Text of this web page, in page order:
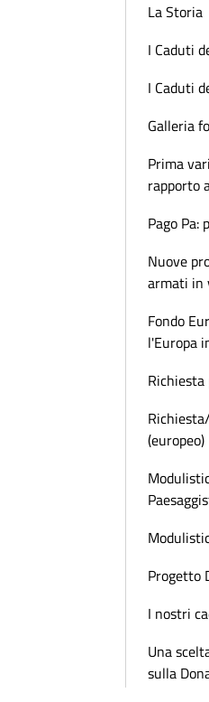
La Storia
I Caduti
I Caduti
Galleria
Prima
rapporto
Pago Pa:
Nuove
armati in
Fondo
l'Europa
(europeo)
Progetto
I nostri
Una
sulla